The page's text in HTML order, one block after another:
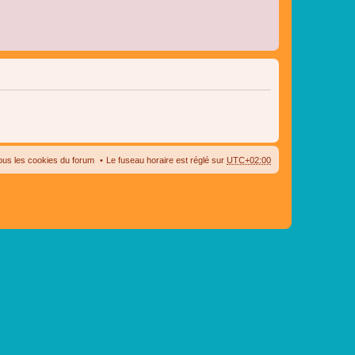
Le fuseau horaire est réglé sur UTC+02:00
les cookies du forum